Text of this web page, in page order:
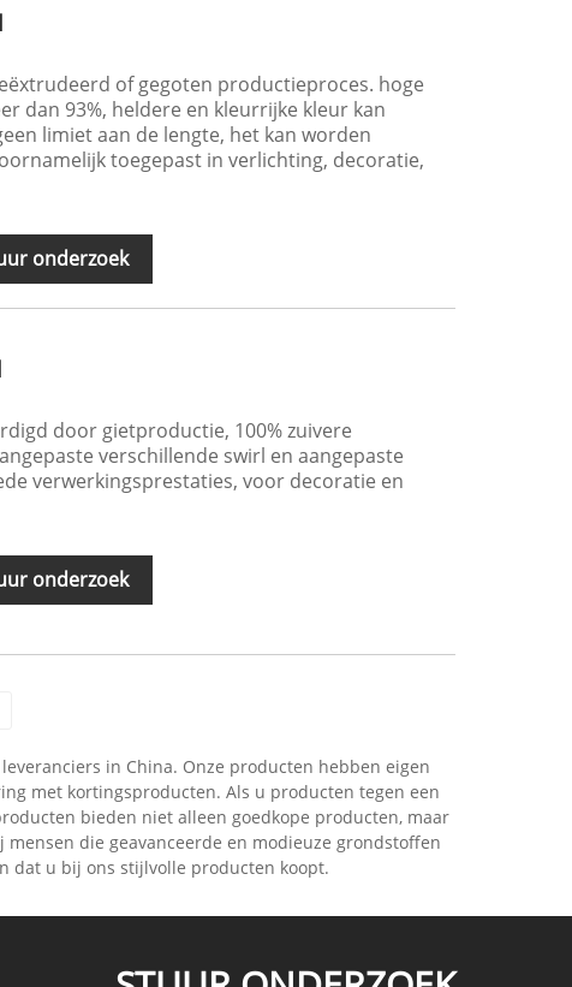
of gegoten productieproces. hoge
dan 93%, heldere en kleurrijke kleur kan
limiet aan de lengte, het kan worden
toegepast in verlichting, decoratie,
onderzoek
door gietproductie, 100% zuivere
verschillende swirl en aangepaste
verwerkingsprestaties, voor decoratie en
onderzoek
in China. Onze producten hebben eigen
met kortingsproducten. Als u producten tegen een
bieden niet alleen goedkope producten, maar
die geavanceerde en modieuze grondstoffen
dat u bij ons stijlvolle producten koopt.